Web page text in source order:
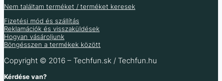
Nem találtam terméket / terméket keresek
Fizetési mód és szállítás
Reklamációk és visszaküldések
Hogyan vásároljunk
Böngésszen a termékek között
Copyright © 2016 – Techfun.sk / Techfun.hu
Kérdése van?